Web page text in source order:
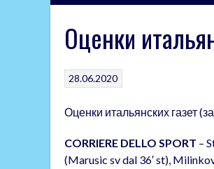
Оценки
28.06.2020
Оценки итальянских газет
CORRIERE DELLO SPORT –
(Marusic sv dal 36′ st),